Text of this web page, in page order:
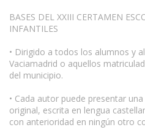
BASES DEL XXIII CERTAMEN
INFANTILES
• Dirigido a todos los alumnos y
Vaciamadrid o aquellos
del municipio.
• Cada autor puede presentar
original, escrita en lengua
con anterioridad en ningún otro